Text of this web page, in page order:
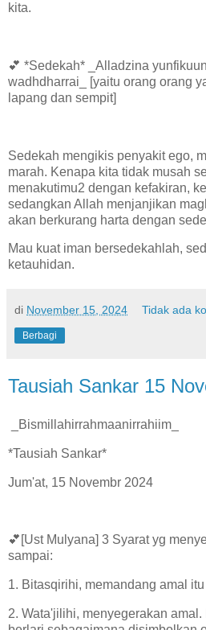
kita.
💕 *Sedekah* _Alladzina
wadhdharrai_ [yaitu orang orang
lapang dan sempit]
Sedekah mengikis penyakit ego,
marah. Kenapa kita tidak musah
menakutimu2 dengan kefakiran,
sedangkan Allah menjanjikan
akan berkurang harta dengan
Mau kuat iman bersedekahlah,
ketauhidan.
di November 15, 2024 Tidak ada
Berbagi
Tausiah Sankar 15
_Bismillahirrahmaanirrahiim_
*Tausiah Sankar*
Jum'at, 15 Novembr 2024
💕[Ust Mulyana] 3 Syarat yg
sampai:
1. Bitasqirihi, memandang amal itu
2. Wata'jilihi, menyegerakan